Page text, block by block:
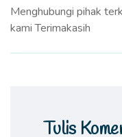
Menghubungi pihak
kami Terimakasih
Tulis